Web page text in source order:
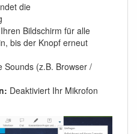
die
Bildschirm für alle
bis der Knopf erneut
Sounds (z.B. Browser /
Deaktiviert Ihr Mikrofon